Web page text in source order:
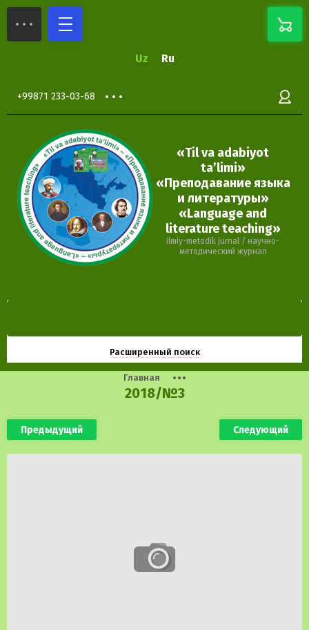
Uz Ru
+99871 233-03-68
«Til va adabiyot
ta’limi»
«Преподавание языка
и литературы»
«Language and
literature teaching»
ilmiy-metodik jurnal / научно-
методический журнал
Расширенный поиск
Главная
2018/№3
Предыдущий Следующий